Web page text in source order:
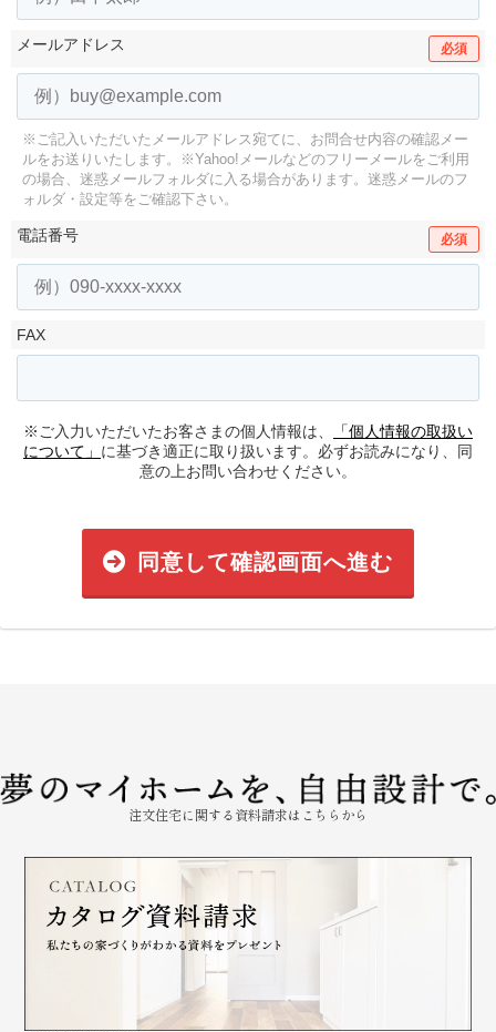
メールアドレス 必須
※ご記入いただいたメールアドレス宛てに、お問合せ内容の確認メー
ルをお送りいたします。
※Yahoo!メールなどのフリーメールをご利用
の場合、迷惑メールフォルダに入る場合があります。 迷惑メールのフ
ォルダ・設定等をご確認下さい。
電話番号 必須
FAX
※ご入力いただいたお客さまの個人情報は、
「個人情報の取扱い
について」 に基づき適正に取り扱います。必ずお読みになり、同
意の上お問い合わせください。
同意して確認画面へ進む
注文住宅に関する資料請求はこちらから